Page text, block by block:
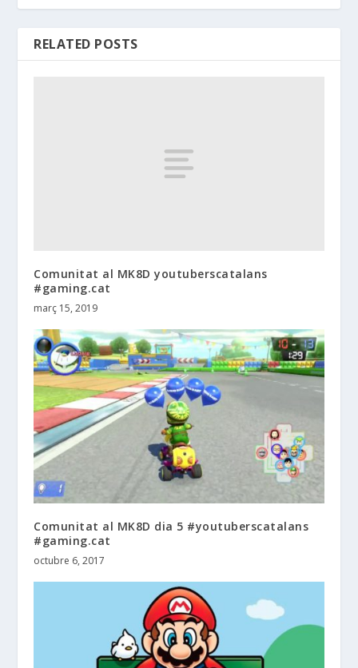
RELATED POSTS
Comunitat al MK8D youtuberscatalans
#gaming.cat
març 15, 2019
Comunitat al MK8D dia 5 #youtuberscatalans
#gaming.cat
octubre 6, 2017